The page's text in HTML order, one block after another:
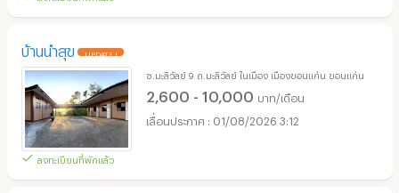
บ้านนำสุข UPDATE !
ลงทะเบียนที่พักแล้ว
ซ.มะลิวัลย์ 9 ถ.มะลิวัลย์ ในเมือง เมืองขอนแก่น ขอนแก่น
2,600 - 10,000 บาท/เดือน
01/08/2026 3:12